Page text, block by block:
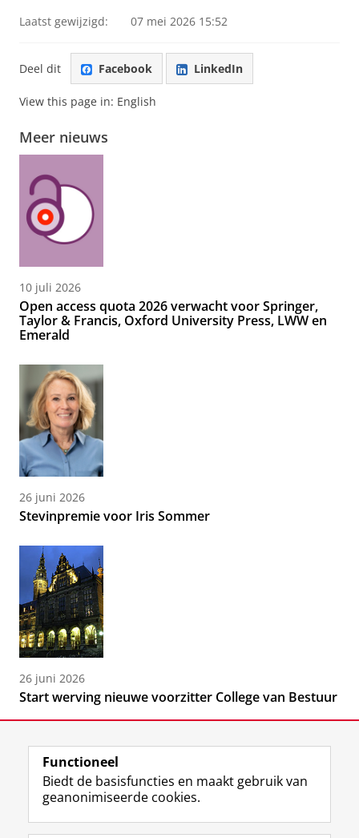
Laatst gewijzigd: 07 mei 2026 15:52
Deel dit Facebook LinkedIn
View this page in: English
Meer nieuws
10 juli 2026
Open access quota 2026 verwacht voor Springer,
Taylor & Francis, Oxford University Press, LWW en
Emerald
26 juni 2026
Stevinpremie voor Iris Sommer
26 juni 2026
Start werving nieuwe voorzitter College van Bestuur
Volg de RUG
F
L
R I
Y
Functioneel
Biedt de basisfuncties en maakt gebruik van
geanonimiseerde cookies.